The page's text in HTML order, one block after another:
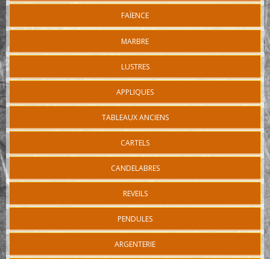
FAÏENCE
MARBRE
LUSTRES
APPLIQUES
TABLEAUX ANCIENS
CARTELS
CANDELABRES
REVEILS
PENDULES
ARGENTERIE